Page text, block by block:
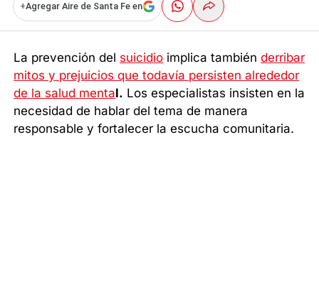
+Agregar Aire de Santa Fe en
La prevención del suicidio implica tambiénderribar
mitos y prejuicios que todavía persisten alrededor
de la salud mental. Los especialistas insisten en la
necesidad de hablar del tema de manera
responsable y fortalecer la escucha comunitaria.